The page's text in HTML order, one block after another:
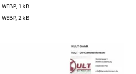
WEBP, 1 kB
WEBP, 2 kB